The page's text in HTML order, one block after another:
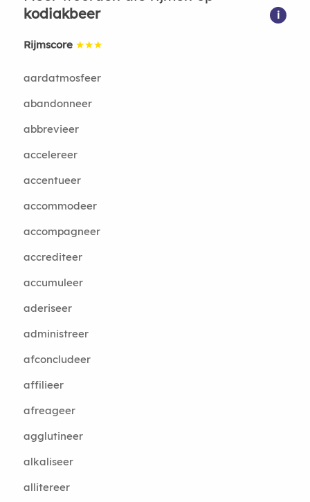
kodiakbeer
i
Rijmscore ★★★
aardatmosfeer
abandonneer
abbrevieer
accelereer
accentueer
accommodeer
accompagneer
accrediteer
accumuleer
aderiseer
administreer
afconcludeer
affilieer
afreageer
agglutineer
alkaliseer
allitereer